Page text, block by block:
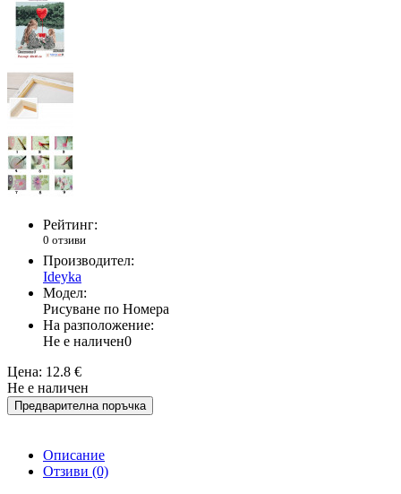
Рейтинг:
0 отзиви
Производител:
Ideyka
Модел:
Рисуване по Номера
На разположение:
Не е наличен0
Цена: 12.8 €
Не е наличен
Предварителна поръчка
Описание
Отзиви (0)